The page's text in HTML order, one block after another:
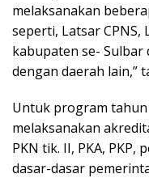
melaksanakan
seperti, Latsar CPNS,
kabupaten se- Sulbar
dengan daerah lain,”
Untuk program tahun
melaksanakan
PKN tik. II, PKA, PKP,
dasar-dasar